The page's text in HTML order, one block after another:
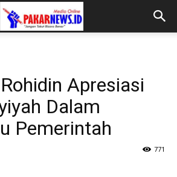
Apresiasi
Dalam
Pemerintah
771